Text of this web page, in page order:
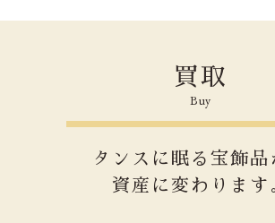
買取
Buy
タンスに眠る宝飾品
資産に変わります